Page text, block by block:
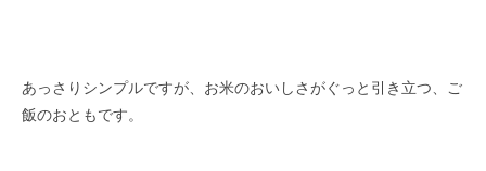
あっさりシンプルですが、お米のおいしさがぐっと引き立つ、ご
飯のおともです。